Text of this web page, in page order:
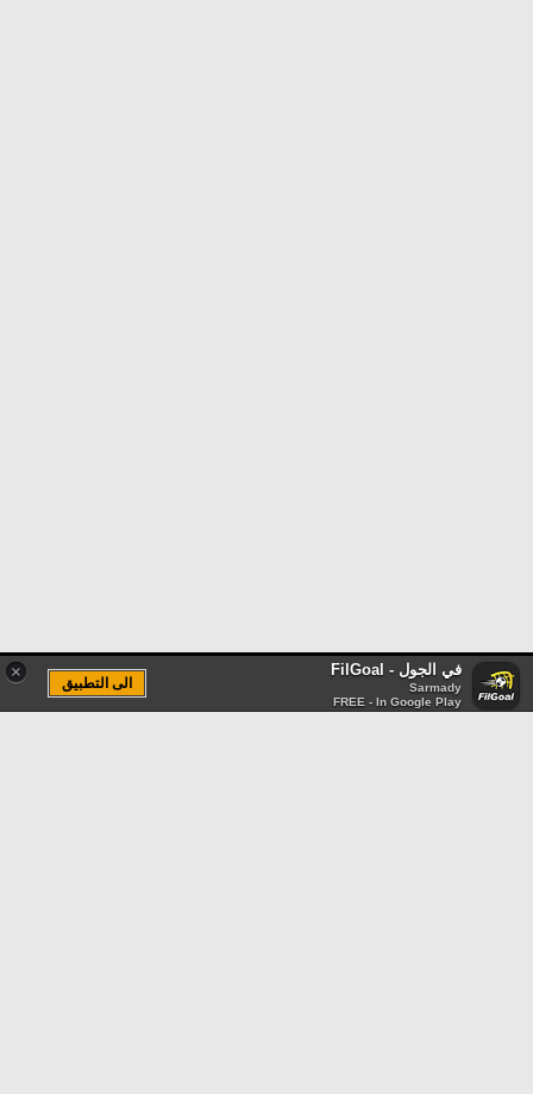
× في الجول - FilGoal
Sarmady
FREE - In Google Play
الى التطبيق